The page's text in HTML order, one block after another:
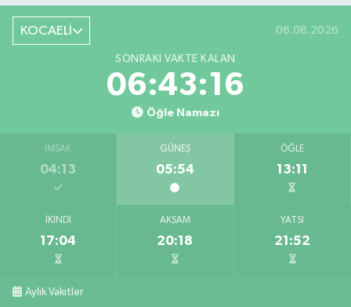
KOCAELİ 06.08.2026
SONRAKI VAKTE KALAN
06:43:16
Öğle Namazı
İMSAK
04:13
GÜNEŞ
05:54
ÖĞLE
13:11
İKINDI
17:04
AKŞAM
20:18
YATSI
21:52
Aylık Vakitler